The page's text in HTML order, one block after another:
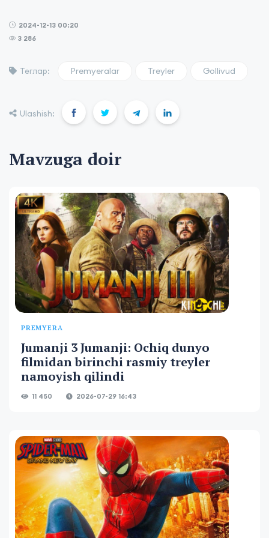
2024-12-13 00:20
3 286
Теглар: Premyeralar Treyler Gollivud
Ulashish:
Mavzuga doir
PREMYERA
Jumanji 3 Jumanji: Ochiq dunyo
filmidan birinchi rasmiy treyler
namoyish qilindi
11 450 2026-07-29 16:43